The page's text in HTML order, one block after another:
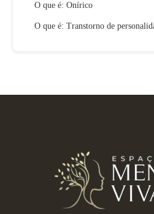
O que é: Onírico
O que é: Transtorno de